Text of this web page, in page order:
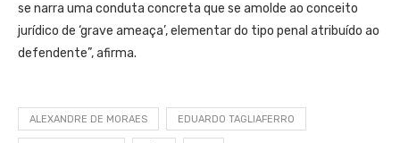
se narra uma conduta concreta que se amolde ao conceito
jurídico de ‘grave ameaça’, elementar do tipo penal atribuído ao
defendente”, afirma.
ALEXANDRE DE MORAES EDUARDO TAGLIAFERRO